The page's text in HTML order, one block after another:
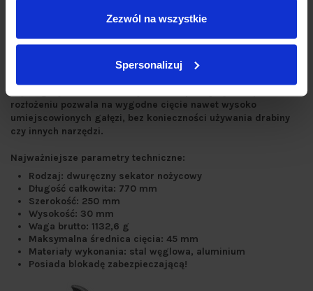
Zezwól na wszystkie
Spersonalizuj
rozłożeniu pozwala na wygodne cięcie nawet wysoko
umiejscowionych gałęzi, bez konieczności używania drabiny
czy innych narzędzi.
Najważniejsze parametry techniczne:
Rodzaj: dwuręczny sekator nożycowy
Długość całkowita: 770 mm
Szerokość: 250 mm
Wysokość: 30 mm
Waga brutto: 1132,6 g
Maksymalna średnica cięcia: 45 mm
Materiały wykonania: stal węglowa, aluminium
Posiada blokadę zabezpieczającą!